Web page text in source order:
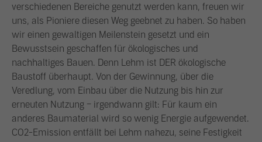
verschiedenen Bereiche genutzt werden kann, freuen wir
uns, als Pioniere diesen Weg geebnet zu haben. So haben
wir einen gewaltigen Meilenstein gesetzt und ein
Bewusstsein geschaffen für ökologisches und
nachhaltiges Bauen. Denn Lehm ist DER ökologische
Baustoff überhaupt. Von der Gewinnung, über die
Veredlung, vom Einbau über die Nutzung bis hin zur
erneuten Nutzung – irgendwann gilt: Für kaum ein
anderes Baumaterial wird so wenig Energie aufgewendet.
CO2-Emission entfällt bei Lehm nahezu, seine Festigkeit